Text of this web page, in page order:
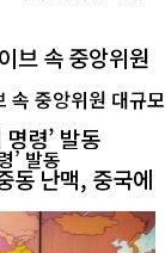
브 속 중앙위원
령’ 발동
동 난맥, 중국에